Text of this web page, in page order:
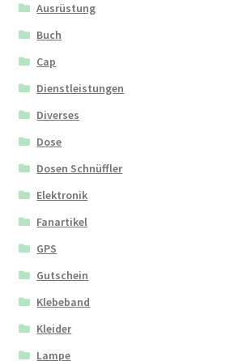
Ausrüstung
Buch
Cap
Dienstleistungen
Diverses
Dose
Dosen Schnüffler
Elektronik
Fanartikel
GPS
Gutschein
Klebeband
Kleider
Lampe